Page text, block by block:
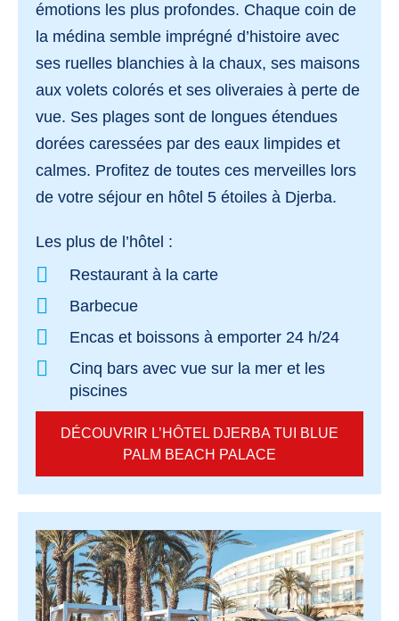
émotions les plus profondes. Chaque coin de
la médina semble imprégné d’histoire avec
ses ruelles blanchies à la chaux, ses maisons
aux volets colorés et ses oliveraies à perte de
vue. Ses plages sont de longues étendues
dorées caressées par des eaux limpides et
calmes. Profitez de toutes ces merveilles lors
de votre séjour en hôtel 5 étoiles à Djerba.
Les plus de l’hôtel :
Restaurant à la carte
Barbecue
Encas et boissons à emporter 24 h/24
Cinq bars avec vue sur la mer et les
piscines
DÉCOUVRIR L’HÔTEL DJERBA TUI BLUE
PALM BEACH PALACE